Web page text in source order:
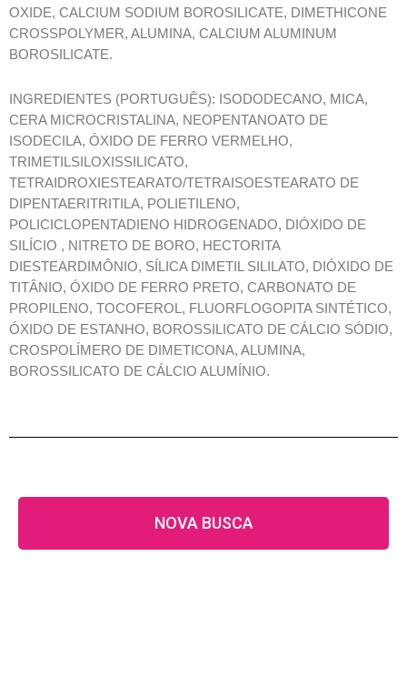
OXIDE, CALCIUM SODIUM BOROSILICATE, DIMETHICONE
CROSSPOLYMER, ALUMINA, CALCIUM ALUMINUM
BOROSILICATE.
INGREDIENTES (PORTUGUÊS): ISODODECANO, MICA,
CERA MICROCRISTALINA, NEOPENTANOATO DE
ISODECILA, ÓXIDO DE FERRO VERMELHO,
TRIMETILSILOXISSILICATO,
TETRAIDROXIESTEARATO/TETRAISOESTEARATO DE
DIPENTAERITRITILA, POLIETILENO,
POLICICLOPENTADIENO HIDROGENADO, DIÓXIDO DE
SILÍCIO , NITRETO DE BORO, HECTORITA
DIESTEARDIMÔNIO, SÍLICA DIMETIL SILILATO, DIÓXIDO DE
TITÂNIO, ÓXIDO DE FERRO PRETO, CARBONATO DE
PROPILENO, TOCOFEROL, FLUORFLOGOPITA SINTÉTICO,
ÓXIDO DE ESTANHO, BOROSSILICATO DE CÁLCIO SÓDIO,
CROSPOLÍMERO DE DIMETICONA, ALUMINA,
BOROSSILICATO DE CÁLCIO ALUMÍNIO.
NOVA BUSCA